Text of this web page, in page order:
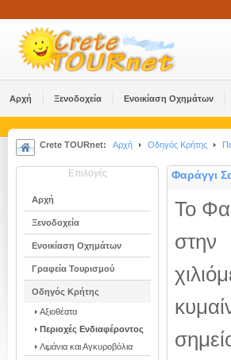
Αρχή Ξενοδοχεία Ενοικίαση Οχημάτων
Crete TOURnet: Αρχή Οδηγός Κρήτης
Επιλογές
Αρχή
Ξενοδοχεία
Ενοικίαση Οχημάτων
Γραφεία Τουρισμού
Οδηγός Κρήτης
Αξιοθέατα
Περιοχές Ενδιαφέροντος
Λιμάνια και Αγκυροβόλια
Φαράγγι
Το